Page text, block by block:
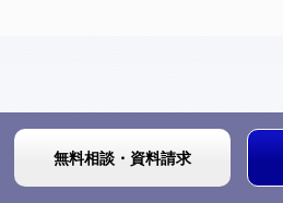
無料相談・資料請求